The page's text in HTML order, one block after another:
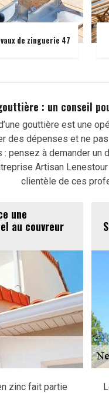
de zinguerie 47
: un conseil
gouttière est une
des dépenses et ne
pensez à demander
Artisan
clientèle de ces
une
au couvreur
zinc fait partie